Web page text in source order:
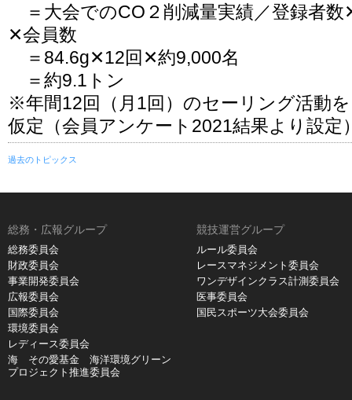
＝大会でのCO２削減量実績／登録者
✕会員数
＝84.6g✕12回✕約9,000名
＝約9.1トン
※年間12回（月1回）のセーリング活動
仮定（会員アンケート2021結果より設定
過去のトピックス
総務・広報グループ
総務委員会
財政委員会
事業開発委員会
広報委員会
国際委員会
環境委員会
レディース委員会
海 その愛基金 海洋環境グリーン
プロジェクト推進委員会
競技運営グループ
ルール委員会
レースマネジメント委員会
ワンデザインクラス計測委員会
医事委員会
国民スポーツ大会委員会